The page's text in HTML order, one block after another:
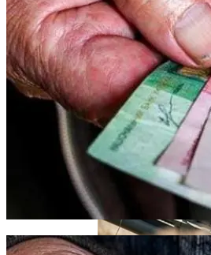
Извержение
Чрезвычайное
Киевлянам
Интересных